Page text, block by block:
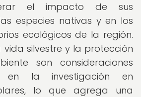
el impacto de sus
especies nativas y en los
ecológicos de la región.
vida silvestre y la protección
son consideraciones
en la investigación en
lo que agrega una